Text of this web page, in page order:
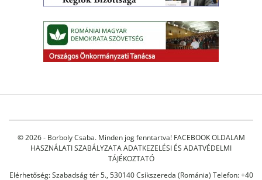
© 2026 - Borboly Csaba. Minden jog fenntartva! FACEBOOK OLDALAM
HASZNÁLATI SZABÁLYZATAADATKEZELÉSI ÉS ADATVÉDELMI
TÁJÉKOZTATÓ
Elérhetőség: Szabadság tér 5., 530140 Csíkszereda (Románia) Telefon: +40